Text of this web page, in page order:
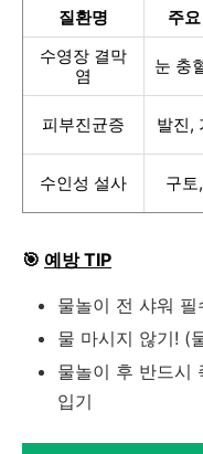
질환명 주
수영장 결막
염
눈 충
피부진균증 발진,
수인성 설사 구토
🎯 예방 TIP
물놀이 전 샤워 필
물 마시지 않기! (
물놀이 후 반드시
입기